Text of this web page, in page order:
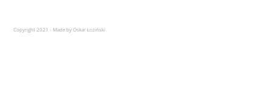
Copyright 2021 - Made by Oskar Łoziński